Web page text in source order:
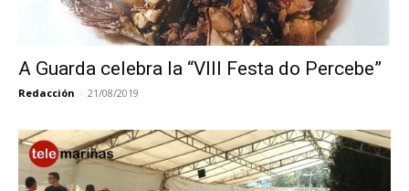
A Guarda celebra la “VIII Festa do Percebe”
Redacción - 21/08/2019